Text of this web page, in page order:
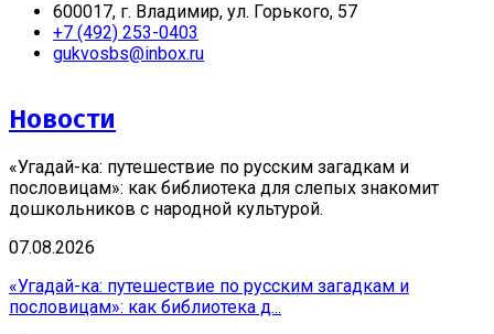
600017, г. Владимир, ул. Горького, 57
+7 (492) 253-0403
gukvosbs@inbox.ru
Новости
«Угадай-ка: путешествие по русским загадкам и
пословицам»: как библиотека для слепых знакомит
дошкольников с народной культурой.
07.08.2026
«Угадай-ка: путешествие по русским загадкам и
пословицам»: как библиотека д...